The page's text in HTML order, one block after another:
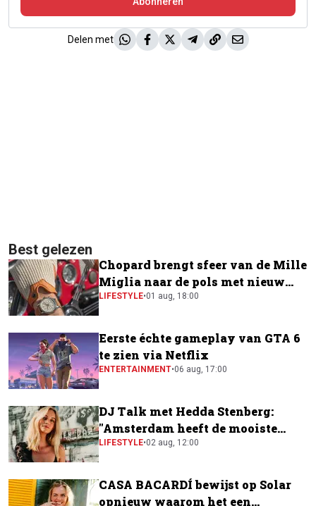
Delen met
Best gelezen
Chopard brengt sfeer van de Mille
Miglia naar de pols met nieuw
horloge
LIFESTYLE•01 aug, 18:00
Eerste échte gameplay van GTA 6
te zien via Netflix
ENTERTAINMENT•06 aug, 17:00
DJ Talk met Hedda Stenberg:
"Amsterdam heeft de mooiste
festivalscene van Europa"
LIFESTYLE•02 aug, 12:00
CASA BACARDÍ bewijst op Solar
opnieuw waarom het een